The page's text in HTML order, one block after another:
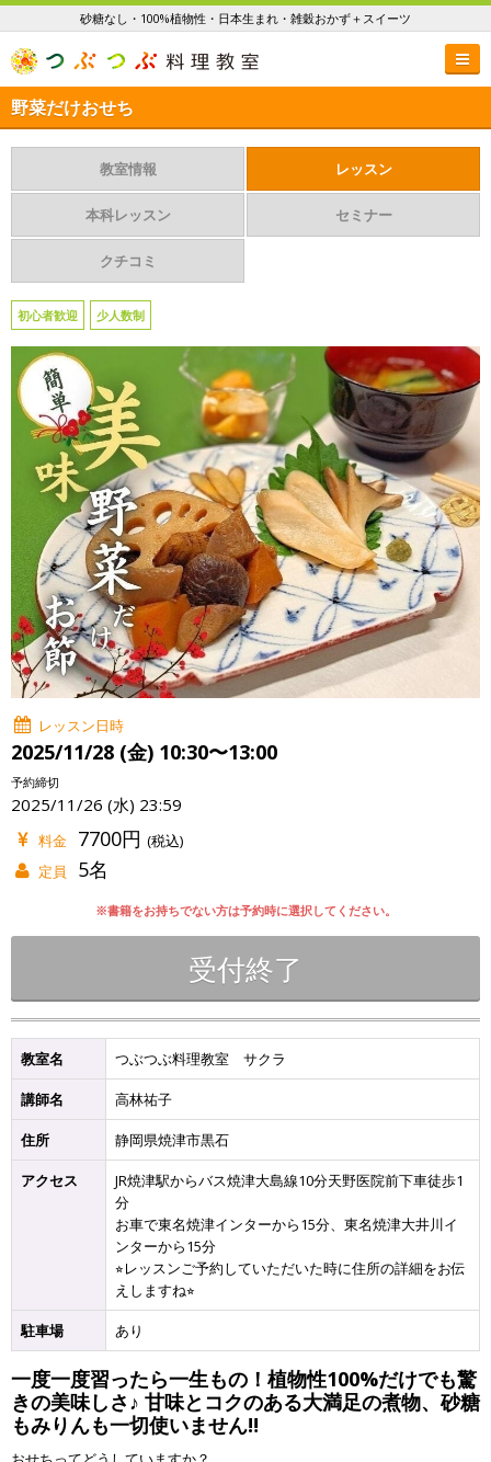
砂糖なし・100%植物性・日本生まれ・雑穀おかず＋スイーツ
野菜だけおせち
教室情報 レッスン
本科レッスン セミナー
クチコミ
初心者歓迎 少人数制
レッスン日時
2025/11/28 (金) 10:30〜13:00
予約締切
2025/11/26 (水) 23:59
料金 7700円 (税込)
定員
5名
※書籍をお持ちでない方は予約時に選択してください。
受付終了
教室名 つぶつぶ料理教室 サクラ
講師名 高林祐子
住所 静岡県焼津市黒石
アクセス
JR焼津駅からバス焼津大島線10分天野医院前下車徒歩1
分
お車で東名焼津インターから15分、東名焼津大井川イ
ンターから15分
⭐︎レッスンご予約していただいた時に住所の詳細をお伝
えしますね⭐︎
駐車場 あり
一度一度習ったら一生もの！植物性100%だけでも驚
きの美味しさ♪ 甘味とコクのある大満足の煮物、砂糖
もみりんも一切使いません‼︎